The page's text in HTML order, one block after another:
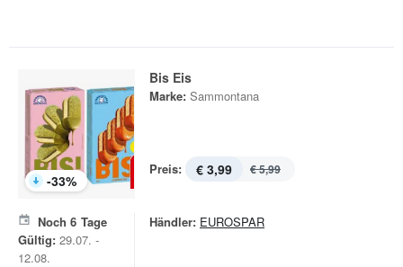
-33%
Bis Eis
Marke: Sammontana
Preis: € 3,99 € 5,99
Noch 6 Tage
Gültig: 29.07. -
12.08.
Händler: EUROSPAR